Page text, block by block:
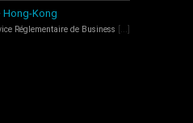
Hong-Kong
Réglementaire de Business [...]